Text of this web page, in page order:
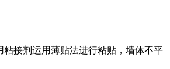
粘接剂运用薄贴法进行粘贴，墙体不平